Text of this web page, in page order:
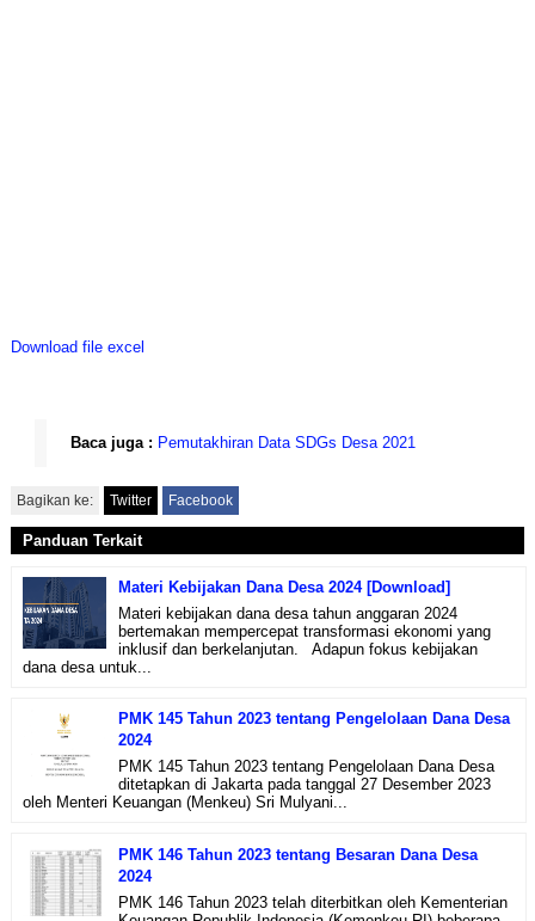
Download file excel
Baca juga : Pemutakhiran Data SDGs Desa 2021
Bagikan ke: Twitter Facebook
Panduan Terkait
Materi Kebijakan Dana Desa 2024 [Download]
Materi kebijakan dana desa tahun anggaran 2024
bertemakan mempercepat transformasi ekonomi yang
inklusif dan berkelanjutan. Adapun fokus kebijakan
dana desa untuk...
PMK 145 Tahun 2023 tentang Pengelolaan Dana Desa
2024
PMK 145 Tahun 2023 tentang Pengelolaan Dana Desa
ditetapkan di Jakarta pada tanggal 27 Desember 2023
oleh Menteri Keuangan (Menkeu) Sri Mulyani...
PMK 146 Tahun 2023 tentang Besaran Dana Desa
2024
PMK 146 Tahun 2023 telah diterbitkan oleh Kementerian